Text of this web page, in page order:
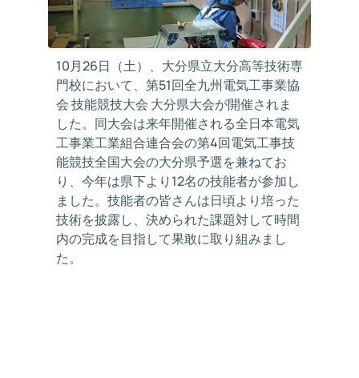
10月26日（土）、大分県立大分高等技術専
門校において、第51回全九州電気工事業協
会 技能競技大会 大分県大会が開催されま
した。同大会は来年開催される全日本電気
工事業工業組合連合会の第4回電気工事技
能競技全国大会の大分県予選を兼ねてお
り、今年は県下より12名の技能者が参加し
ました。技能者の皆さんは日頃より培った
技術を披露し、決められた課題対して時間
内の完成を目指して果敢に取り組みまし
た。